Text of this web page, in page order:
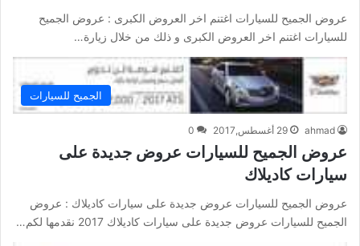
عروض الجميح للسيارات اغتنم اخر العروض الكبرى : عروض الجميح
للسيارات اغتنم اخر العروض الكبرى و ذلك من خلال زيارة…
الجميح للسيارات
ahmad 29 أغسطس,2017 0
عروض الجميح للسيارات عروض جديدة على
سيارات كاديلاك
عروض الجميح للسيارات عروض جديدة على سيارات كاديلاك : عروض
الجميح للسيارات عروض جديدة على سيارات كاديلاك 2017 نقدمها لكم…